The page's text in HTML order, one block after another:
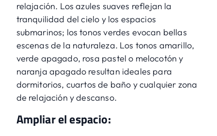
relajación. Los azules suaves reflejan la
tranquilidad del cielo y los espacios
submarinos; los tonos verdes evocan bellas
escenas de la naturaleza. Los tonos amarillo,
verde apagado, rosa pastel o melocotón y
naranja apagado resultan ideales para
dormitorios, cuartos de baño y cualquier zona
de relajación y descanso.
Ampliar el espacio: